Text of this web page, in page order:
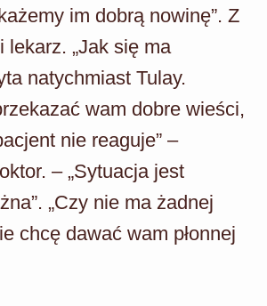
im dobrą nowinę”. Z
lekarz. „Jak się ma
natychmiast Tulay.
wam dobre wieści,
nie reaguje” –
– „Sytuacja jest
„Czy nie ma żadnej
chcę dawać wam płonnej